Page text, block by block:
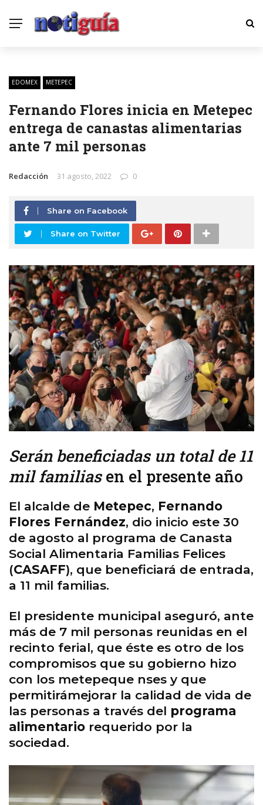
EDOMEX METEPEC
Fernando Flores inicia en Metepec
entrega de canastas alimentarias
ante 7 mil personas
Redacción 31 agosto, 2022 0
Share on Facebook
Share on Twitter
Serán beneficiadas un total de 11
mil familiasen el presente año
El alcalde de Metepec, Fernando
Flores Fernández, dio inicio este 30
de agosto al programa de Canasta
Social Alimentaria Familias Felices
(CASAFF), que beneficiará de entrada,
a 11 mil familias.
El presidente municipal aseguró, ante
más de 7 mil personas reunidas en el
recinto ferial, que éste es otro de los
compromisos que su gobierno hizo
con los metepeque nses y que
permitirámejorar la calidad de vida de
las personas a través del programa
alimentario requerido por la
sociedad.